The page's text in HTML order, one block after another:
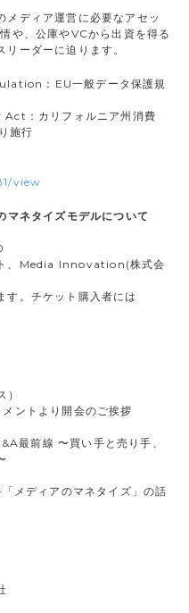
メディア運営に必要なアセッ
や、公庫やVCから出資を得る
ーダーに迫ります。
：EU一般データ保護規
：カリフォルニア州消費
施行
view
ネタイズモデルについて
、Media Innovation(株式会
。チケット購入者には
ントより開会のご挨拶
最前線 〜買い手と売り手、
ディアのマネタイズ」の話